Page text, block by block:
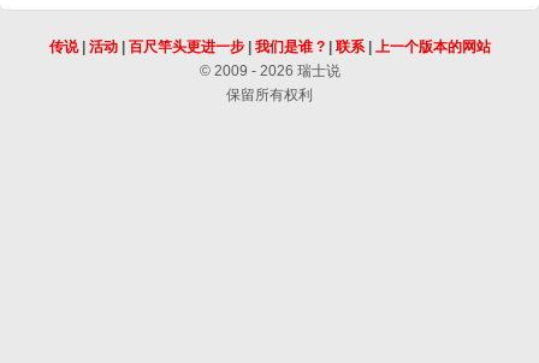
传说| 活动| 百尺竿头更进一步| 我们是谁 ?| 联系| 上一个版本的网站
© 2009 - 2026 瑞士说
保留所有权利